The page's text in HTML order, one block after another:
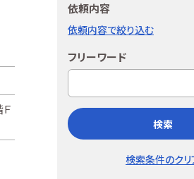
依頼内容
依頼内容で絞り込む
フリーワード
検索
検索条件のクリ